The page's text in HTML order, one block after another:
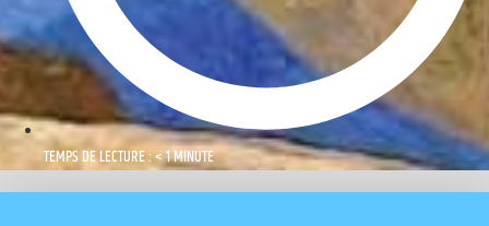
TEMPS DE LECTURE : < 1 MINUTE